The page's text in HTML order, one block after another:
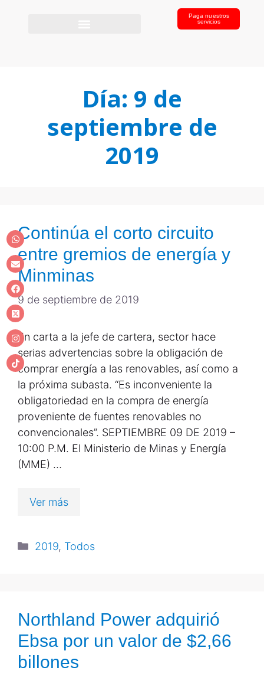
Paga nuestros
servicios
Día: 9 de
septiembre de
2019
Continúa el corto circuito
entre gremios de energía y
Minminas
9 de septiembre de 2019
En carta a la jefe de cartera, sector hace
serias advertencias sobre la obligación de
comprar energía a las renovables, así como a
la próxima subasta. “Es inconveniente la
obligatoriedad en la compra de energía
proveniente de fuentes renovables no
convencionales”. SEPTIEMBRE 09 DE 2019 –
10:00 P.M. El Ministerio de Minas y Energía
(MME) …
Ver más
2019, Todos
Northland Power adquirió
Ebsa por un valor de $2,66
billones